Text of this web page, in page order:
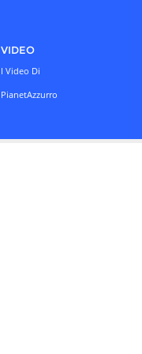
VIDEO
I Video Di
PianetAzzurro